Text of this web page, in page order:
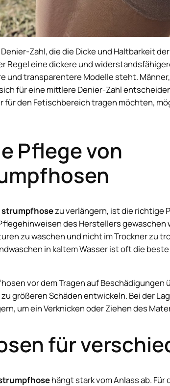
Zahl, die die Dicke und Haltbarkeit
Regel eine dickere und
und transparentere Modelle steht.
für eine mittlere Denier-Zahl
für den Fetischbereich tragen möchten,
Pflege von
strumpfhosezu verlängern, ist die richtige
des Herstellers gewaschen
zu waschen und nicht im Trockner zu
in kaltem Wasser ist oft die
vor dem Tragen auf Beschädigungen
größeren Schäden entwickeln. Bei der
um ein Verknicken oder Ziehen des
für
hängt stark vom Anlass ab.